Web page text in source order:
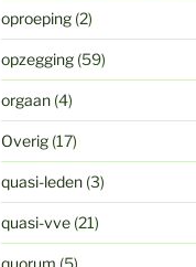
oproeping(2)
opzegging(59)
orgaan(4)
Overig(17)
quasi-leden(3)
quasi-vve(21)